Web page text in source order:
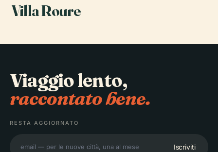
Villa Roure
Viaggio lento,
raccontato bene.
RESTA AGGIORNATO
Iscriviti